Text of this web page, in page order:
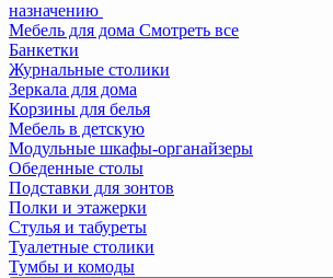
назначению
Мебель для дома Смотреть все
Банкетки
Журнальные столики
Зеркала для дома
Корзины для белья
Мебель в детскую
Модульные шкафы-органайзеры
Обеденные столы
Подставки для зонтов
Полки и этажерки
Стулья и табуреты
Туалетные столики
Тумбы и комоды